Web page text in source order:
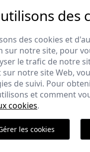
BASIQUE | BLANC
REMATE de REBAJAS
MAILLOT DE BAIN À
SEERSUCKER
€ / 34,95 €
des
des cookies et
sur notre site, pour
le trafic de notre
sur notre site Web,
de suivi. Pour
et comment
cookies.
les cookies